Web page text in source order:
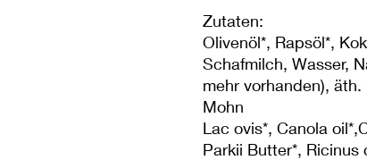
Zutaten:
Olivenöl*, Rapsöl*,
Schafmilch, Wasser,
mehr vorhanden),
Mohn
Lac ovis*, Canola
Parkii Butter*, Ricinus